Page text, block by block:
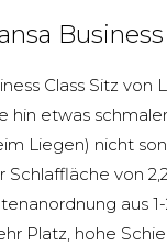
Business
Class Sitz
hin etwas
Liegen) nicht
Schlaffläche von
aus
Platz, hohe